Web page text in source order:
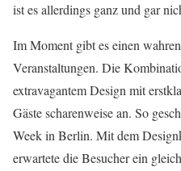
ist es allerdings ganz und gar
Im Moment gibt es einen
Veranstaltungen. Die
extravagantem Design mit
Gäste scharenweise an. So
Week in Berlin. Mit dem
erwartete die Besucher ein